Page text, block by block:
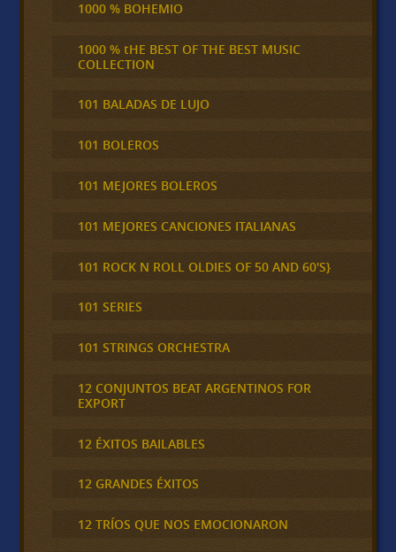
1000 % BOHEMIO
1000 % tHE BEST OF THE BEST MUSIC
COLLECTION
101 BALADAS DE LUJO
101 BOLEROS
101 MEJORES BOLEROS
101 MEJORES CANCIONES ITALIANAS
101 ROCK N ROLL OLDIES OF 50 AND 60'S}
101 SERIES
101 STRINGS ORCHESTRA
12 CONJUNTOS BEAT ARGENTINOS FOR
EXPORT
12 ÉXITOS BAILABLES
12 GRANDES ÉXITOS
12 TRÍOS QUE NOS EMOCIONARON